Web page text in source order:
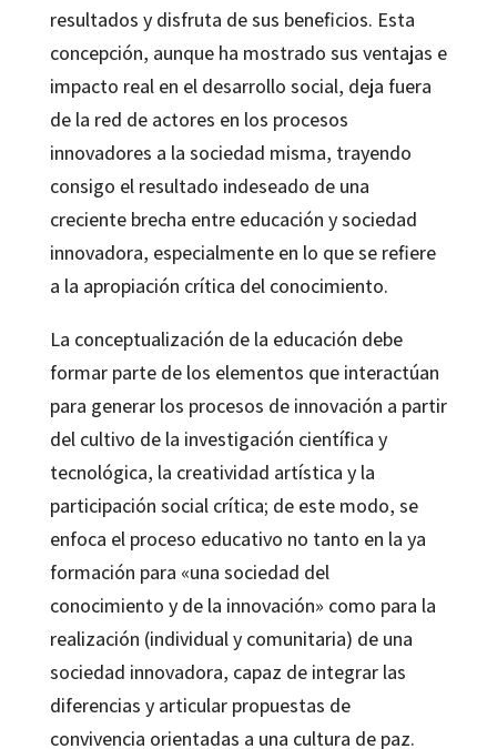
resultados y disfruta de sus beneficios. Esta
concepción, aunque ha mostrado sus ventajas e
impacto real en el desarrollo social, deja fuera
de la red de actores en los procesos
innovadores a la sociedad misma, trayendo
consigo el resultado indeseado de una
creciente brecha entre educación y sociedad
innovadora, especialmente en lo que se refiere
a la apropiación crítica del conocimiento.
La conceptualización de la educación debe
formar parte de los elementos que interactúan
para generar los procesos de innovación a partir
del cultivo de la investigación científica y
tecnológica, la creatividad artística y la
participación social crítica; de este modo, se
enfoca el proceso educativo no tanto en la ya
formación para «una sociedad del
conocimiento y de la innovación» como para la
realización (individual y comunitaria) de una
sociedad innovadora, capaz de integrar las
diferencias y articular propuestas de
convivencia orientadas a una cultura de paz.